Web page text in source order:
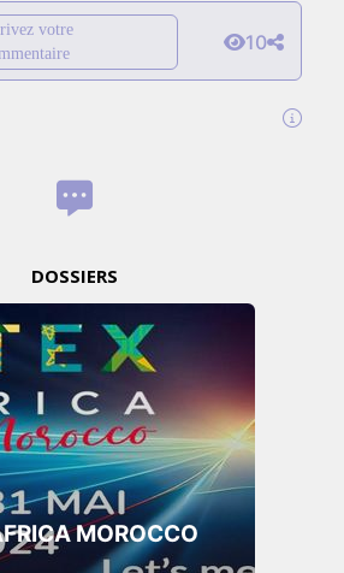
votre
10
DOSSIERS
MOROCCO